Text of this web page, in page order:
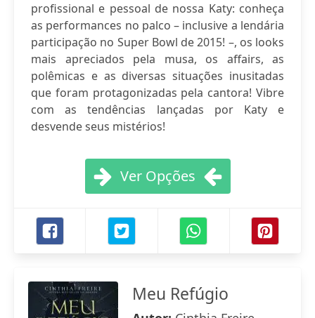
profissional e pessoal de nossa Katy: conheça
as performances no palco – inclusive a lendária
participação no Super Bowl de 2015! –, os looks
mais apreciados pela musa, os affairs, as
polêmicas e as diversas situações inusitadas
que foram protagonizadas pela cantora! Vibre
com as tendências lançadas por Katy e
desvende seus mistérios!
Ver Opções
Meu Refúgio